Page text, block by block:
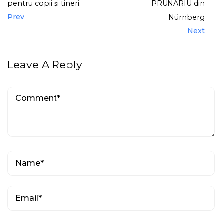
pentru copii și tineri.
Prev
PRUNARIU din
Nürnberg
Next
Leave A Reply